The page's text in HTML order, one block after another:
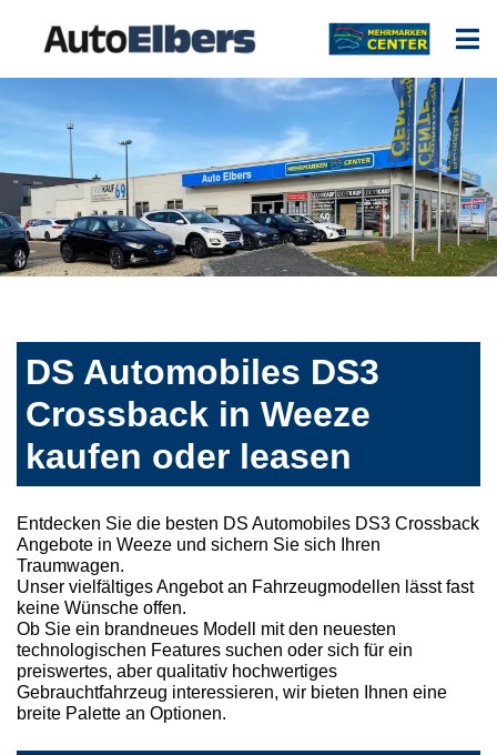
DS Automobiles DS3
Crossback in Weeze
kaufen oder leasen
Entdecken Sie die besten DS Automobiles DS3 Crossback
Angebote in Weeze und sichern Sie sich Ihren
Traumwagen.
Unser vielfältiges Angebot an Fahrzeugmodellen lässt fast
keine Wünsche offen.
Ob Sie ein brandneues Modell mit den neuesten
technologischen Features suchen oder sich für ein
preiswertes, aber qualitativ hochwertiges
Gebrauchtfahrzeug interessieren, wir bieten Ihnen eine
breite Palette an Optionen.